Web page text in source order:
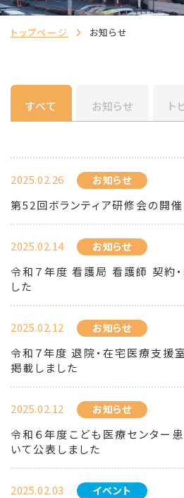
トップページ お知らせ
すべて お知らせ ト
2025.02.26 お知らせ
第52回ボランティア研修会の開
2025.02.14 お知らせ
令和７年度 看護局 看護師 契約
した
2025.02.12 お知らせ
令和７年度 退院・在宅医療支援
掲載しました
2025.02.12 お知らせ
令和６年度こども医療センター
いて公表しました
2025.02.03 イベント